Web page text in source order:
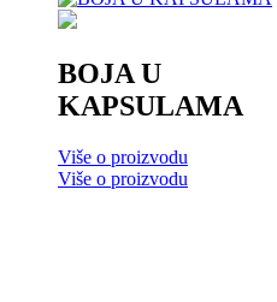
BOJA U
KAPSULAMA
Više o proizvodu
Više o proizvodu